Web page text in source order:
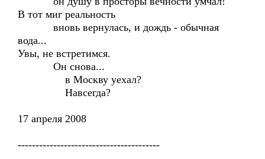
В тот миг реальность
вновь вернулась, и дождь - обычная
вода...
Увы, не встретимся.
Он снова...
в Москву уехал?
Навсегда?
17 апреля 2008
----------------------------------------